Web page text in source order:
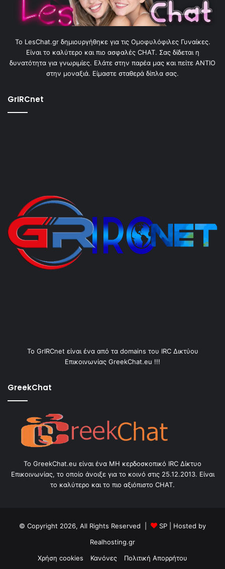
To LesChat.gr δημιουργήθηκε για τις Ομοφυλόφιλες Γυναίκες.
Είναι το καλύτερο και πιο ασφαλές CHAT. Σας δίδεται η
δυνατότητα για γνωριμίες. Ελάτε στην παρέα μας και πείτε ΑΝΤΙΟ
στην μοναξιά. Είμαστε σταθερά δίπλα σας.
GrIRCnet
Το GrIRCnet είναι ένα από τα domains του IRC Δικτύου
Επικοινωνίας GreekChat.eu !!!
GreekChat
Το GreekChat.eu είναι ένα ΜΗ κερδοσκοπικό IRC Δίκτυο
Επικοινωνίας, το οποίο άνοιξε για το κοινό στις 25.12.2013. Είναι
το καλύτερο και το πιο αξιόπιστο CHAT.
© Copyright 2026, All Rights Reserved | SP | Hosted by
Realhosting.gr
Χρήση cookies
Κανόνες Πολιτική Απορρήτου